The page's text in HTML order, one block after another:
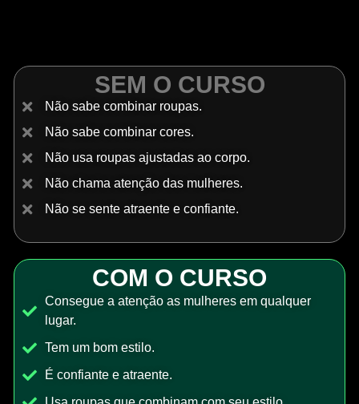
SEM O CURSO
Não sabe combinar roupas.
Não sabe combinar cores.
Não usa roupas ajustadas ao corpo.
Não chama atenção das mulheres.
Não se sente atraente e confiante.
COM O CURSO
Consegue a atenção as mulheres em qualquer
lugar.
Tem um bom estilo.
É confiante e atraente.